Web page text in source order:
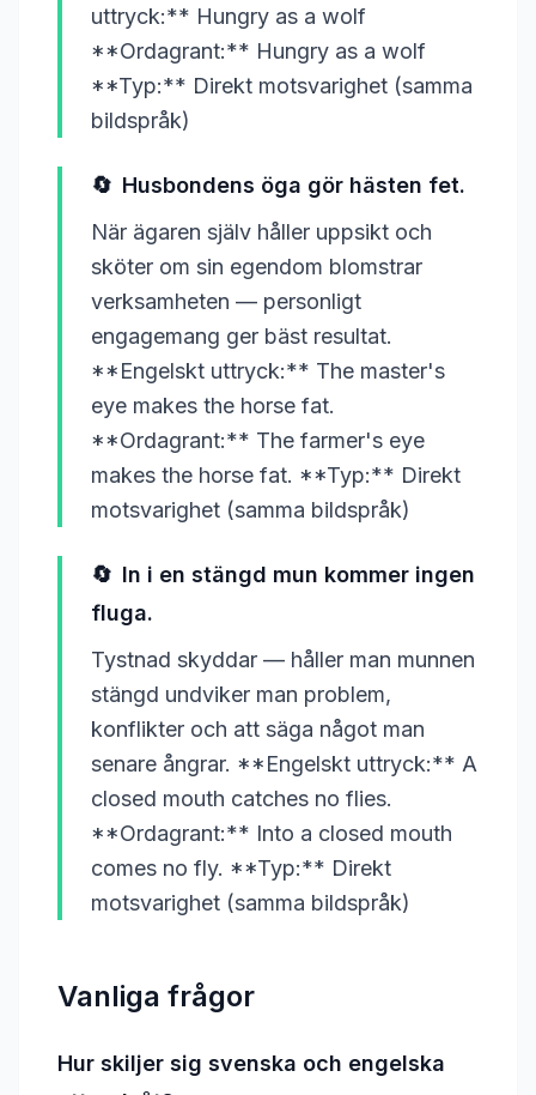
uttryck:** Hungry as a wolf
**Ordagrant:** Hungry as a wolf
**Typ:** Direkt motsvarighet (samma
bildspråk)
🔄 Husbondens öga gör hästen fet.
När ägaren själv håller uppsikt och
sköter om sin egendom blomstrar
verksamheten — personligt
engagemang ger bäst resultat.
**Engelskt uttryck:** The master's
eye makes the horse fat.
**Ordagrant:** The farmer's eye
makes the horse fat. **Typ:** Direkt
motsvarighet (samma bildspråk)
🔄 In i en stängd mun kommer ingen
fluga.
Tystnad skyddar — håller man munnen
stängd undviker man problem,
konflikter och att säga något man
senare ångrar. **Engelskt uttryck:** A
closed mouth catches no flies.
**Ordagrant:** Into a closed mouth
comes no fly. **Typ:** Direkt
motsvarighet (samma bildspråk)
Vanliga frågor
Hur skiljer sig svenska och engelska